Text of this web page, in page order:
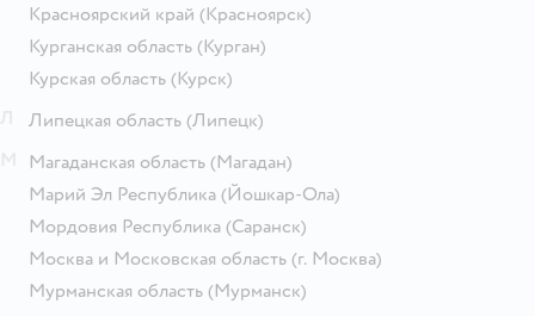
Красноярский край (Красноярск)
Курганская область (Курган)
Курская область (Курск)
Липецкая область (Липецк)
Магаданская область (Магадан)
Марий Эл Республика (Йошкар-Ола)
Мордовия Республика (Саранск)
Москва и Московская область (г. Москва)
Мурманская область (Мурманск)